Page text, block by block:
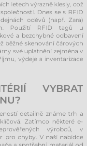
letech výrazně klesly, což
Dnes se s RFID
oděvů (např. Zara)
Použití RFID tagů u
a bezchybné odbavení
běžné skenování čárových
své uplatnění zejména v
výdeje a inventarizace
VYBRAT
detailně známe trh a
Zatímco některé e-
výrobců, v
pro chyby. V naší nabídce